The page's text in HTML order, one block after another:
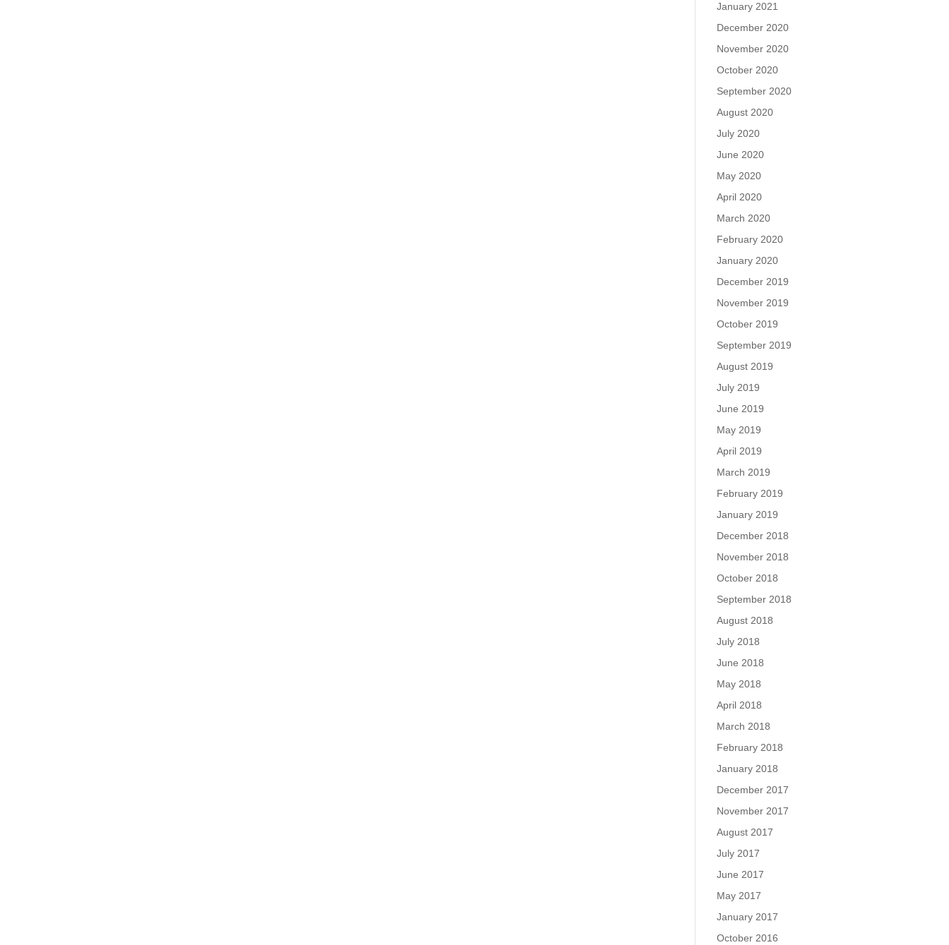
January 2021
December 2020
November 2020
October 2020
September 2020
August 2020
July 2020
June 2020
May 2020
April 2020
March 2020
February 2020
January 2020
December 2019
November 2019
October 2019
September 2019
August 2019
July 2019
June 2019
May 2019
April 2019
March 2019
February 2019
January 2019
December 2018
November 2018
October 2018
September 2018
August 2018
July 2018
June 2018
May 2018
April 2018
March 2018
February 2018
January 2018
December 2017
November 2017
August 2017
July 2017
June 2017
May 2017
January 2017
October 2016